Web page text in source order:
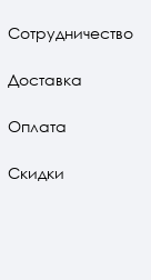
Сотрудничество
Доставка
Оплата
Скидки